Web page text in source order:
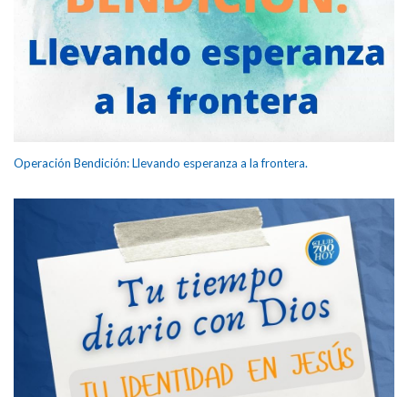
Operación Bendición: Llevando esperanza a la frontera.